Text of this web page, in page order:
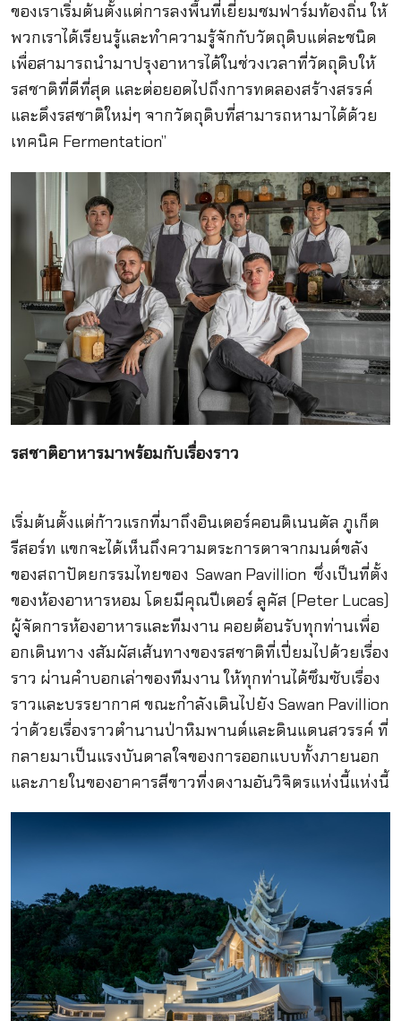
ของเราเริ่มต้นตั้งแต่การลงพื้นที่เยี่ยมชมฟาร์มท้องถิ่น ให้
พวกเราได้เรียนรู้และทำความรู้จักกับวัตถุดิบแต่ละชนิด
เพื่อสามารถนำมาปรุงอาหารได้ในช่วงเวลาที่วัตถุดิบให้
รสชาติที่ดีที่สุด และต่อยอดไปถึงการทดลองสร้างสรรค์
และดึงรสชาติใหม่ๆ จากวัตถุดิบที่สามารถหามาได้ด้วย
เทคนิค Fermentation”
รสชาติอาหารมาพร้อมกับเรื่องราว
เริ่มต้นตั้งแต่ก้าวแรกที่มาถึงอินเตอร์คอนติเนนตัล ภูเก็ต
รีสอร์ท แขกจะได้เห็นถึงความตระการตาจากมนต์ขลัง
ของสถาปัตยกรรมไทยของ Sawan Pavillion ซึ่งเป็นที่ตั้ง
ของห้องอาหารหอม โดยมีคุณปีเตอร์ ลูคัส (Peter Lucas)
ผู้จัดการห้องอาหารและทีมงาน คอยต้อนรับทุกท่านเพื่อ
อกเดินทาง งสัมผัสเส้นทางของรสชาติที่เปี่ยมไปด้วยเรื่อง
ราว ผ่านคำบอกเล่าของทีมงาน ให้ทุกท่านได้ซึมซับเรื่อง
ราวและบรรยากาศ ขณะกำลังเดินไปยัง Sawan Pavillion
ว่าด้วยเรื่องราวตำนานป่าหิมพานต์และดินแดนสวรรค์ ที่
กลายมาเป็นแรงบันดาลใจของการออกแบบทั้งภายนอก
และภายในของอาคารสีขาวที่งดงามอันวิจิตรแห่งนี้แห่งนี้